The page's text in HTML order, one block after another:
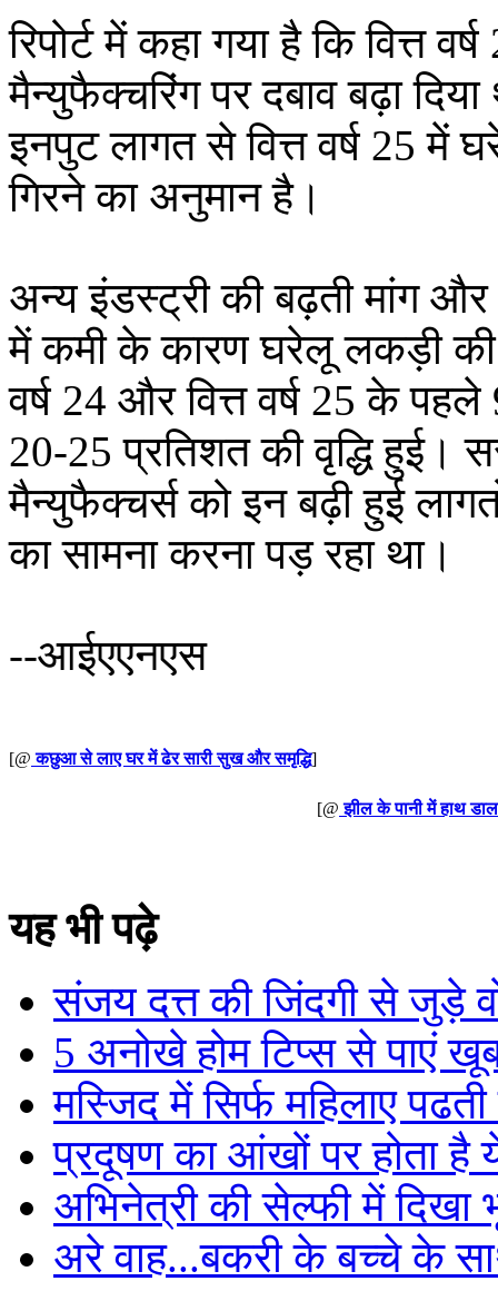
रिपोर्ट में कहा गया है कि वित्त
मैन्युफैक्चरिंग पर दबाव बढ़ा
इनपुट लागत से वित्त वर्ष 25 में
गिरने का अनुमान है।
अन्य इंडस्ट्री की बढ़ती मांग और
में कमी के कारण घरेलू लकड़ी की
वर्ष 24 और वित्त वर्ष 25 के पहले
20-25 प्रतिशत की वृद्धि हुई।
मैन्युफैक्चर्स को इन बढ़ी हुई
का सामना करना पड़ रहा था।
--आईएएनएस
[@ कछुआ से लाए घर में ढेर सारी सुख और समृद्धि]
[@ झील के पानी में हाथ
यह भी पढ़े
संजय दत्त की जिंदगी से जुड़े
5 अनोखे होम टिप्स से पाएं
मस्जिद में सिर्फ महिलाए
प्रदूषण का आंखों पर होता है
अभिनेत्री की सेल्फी में दिखा
अरे वाह...बकरी के बच्चे के